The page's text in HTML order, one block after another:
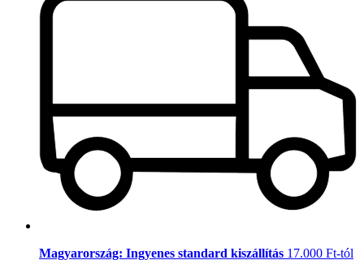
Magyarország: Ingyenes standard kiszállítás 17.000 Ft-tól